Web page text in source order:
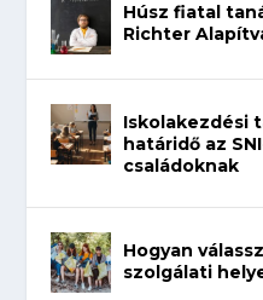
Húsz fiatal
Richter
Iskolakezdési
határidő az
családoknak
Hogyan
szolgálati